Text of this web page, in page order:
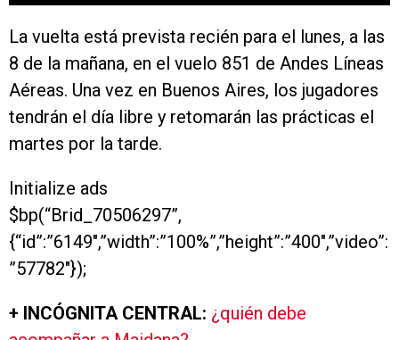
La vuelta está prevista recién para el lunes, a las
8 de la mañana, en el vuelo 851 de Andes Líneas
Aéreas. Una vez en Buenos Aires, los jugadores
tendrán el día libre y retomarán las prácticas el
martes por la tarde.
Initialize ads
$bp(“Brid_70506297”,
{“id”:”6149″,”width”:”100%”,”height”:”400″,”video”:
”57782″});
+ INCÓGNITA CENTRAL: ¿quién debe